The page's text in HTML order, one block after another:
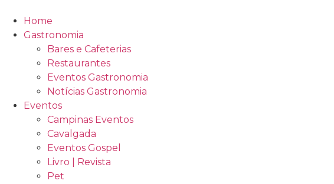
para
conteúdo
Home
Gastronomia
Bares e Cafeterias
Restaurantes
Eventos Gastronomia
Notícias Gastronomia
Eventos
Campinas Eventos
Cavalgada
Eventos Gospel
Livro | Revista
Pet